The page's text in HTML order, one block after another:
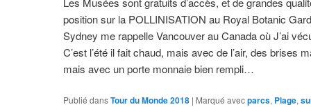
position sur la POLLINISATION au Royal Botanic
Sydney me rappelle Vancouver au Canada où J’ai
C’est l’été il fait chaud, mais avec de l’air, des
mais avec un porte monnaie bien rempli…
Publié dansTour du Monde 2018 | Marqué avecparcs, Plage,